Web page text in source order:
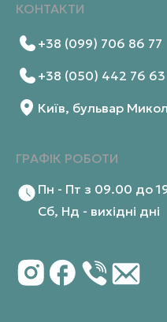
КОНТАКТИ
+38 (099) 706 86 77
+38 (050) 442 76 63
Київ, бульвар
ГРАФІК РОБОТИ
Пн - Пт з 09.00 до
Сб, Нд - вихідні дні